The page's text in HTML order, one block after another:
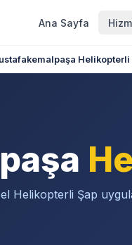
Ana Sayfa
Helikopterli
Helikopterli Şap